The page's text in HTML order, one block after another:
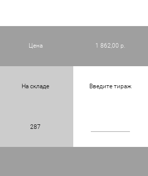
Цена 1 862,00 р.
На складе Введите тираж
287